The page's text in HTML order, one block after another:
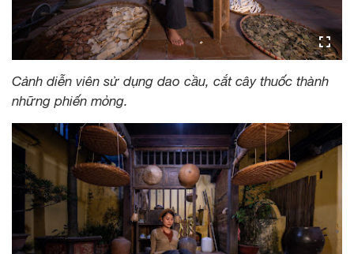
Cảnh diễn viên sử dụng dao cầu, cắt cây thuốc thành
những phiến mỏng.